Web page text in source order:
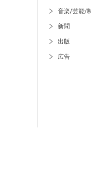
音楽/芸能/
新聞
出版
広告